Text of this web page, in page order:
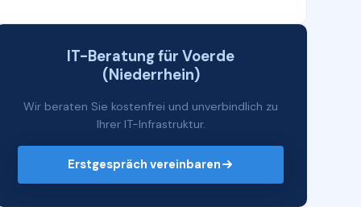
IT-Beratung für Voerde
(Niederrhein)
Wir beraten Sie kostenfrei und unverbindlich zu
Ihrer IT-Infrastruktur.
Erstgespräch vereinbaren